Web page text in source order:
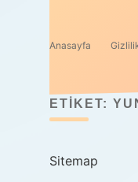
Anasayfa
ETIKET:
Sitemap